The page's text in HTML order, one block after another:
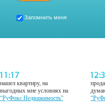
Запомнить меня
нашел квартиру, на
выгодных мне условиях на
“РуФокс Недвижимость”